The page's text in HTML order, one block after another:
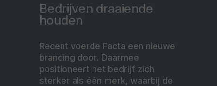
Bedrijven draaiende
houden
Recent voerde Facta een nieuwe
branding door. Daarmee
positioneert het bedrijf zich
sterker als één merk, waarbij de